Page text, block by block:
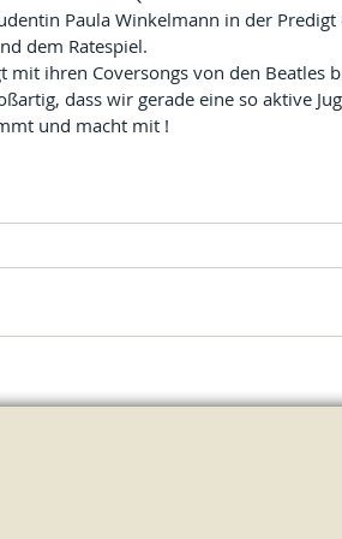
Paula Winkelmann in der Predigt
dem Ratespiel.
mit ihren Coversongs von den Beatles
dass wir gerade eine so aktive
und macht mit !